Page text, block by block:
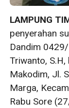
LAMPUNG
penyerahan
Dandim
Triwanto,
Makodim, Jl.
Marga,
Rabu Sore